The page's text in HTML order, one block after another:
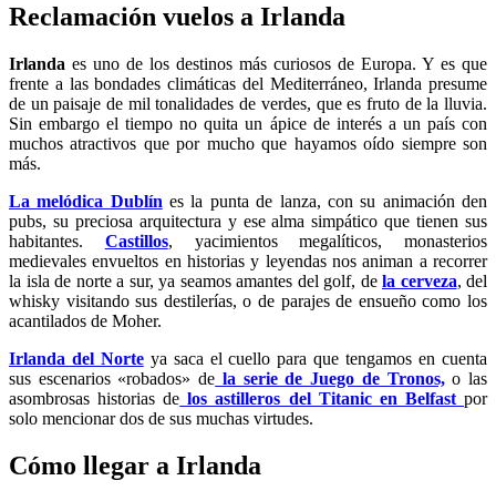
Reclamación vuelos a Irlanda
Irlanda es uno de los destinos más curiosos de Europa. Y es que
frente a las bondades climáticas del Mediterráneo, Irlanda presume
de un paisaje de mil tonalidades de verdes, que es fruto de la lluvia.
Sin embargo el tiempo no quita un ápice de interés a un país con
muchos atractivos que por mucho que hayamos oído siempre son
más.
La melódica Dublín es la punta de lanza, con su animación den
pubs, su preciosa arquitectura y ese alma simpático que tienen sus
habitantes. Castillos, yacimientos megalíticos, monasterios
medievales envueltos en historias y leyendas nos animan a recorrer
la isla de norte a sur, ya seamos amantes del golf, de la cerveza, del
whisky visitando sus destilerías, o de parajes de ensueño como los
acantilados de Moher.
Irlanda del Norteya saca el cuello para que tengamos en cuenta
sus escenarios «robados» de la serie de Juego de Tronos,o las
asombrosas historias de los astilleros del Titanic en Belfast por
solo mencionar dos de sus muchas virtudes.
Cómo llegar a Irlanda